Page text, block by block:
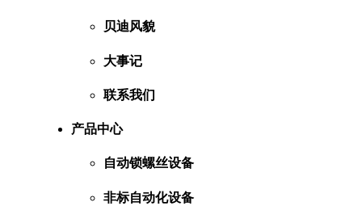
贝迪风貌
大事记
联系我们
产品中心
自动锁螺丝设备
非标自动化设备